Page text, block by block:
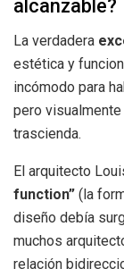
alcanzable?
La verdadera
estética y
incómodo para
pero
trascienda.
El arquitecto
function” (la
diseño debía
muchos
relación